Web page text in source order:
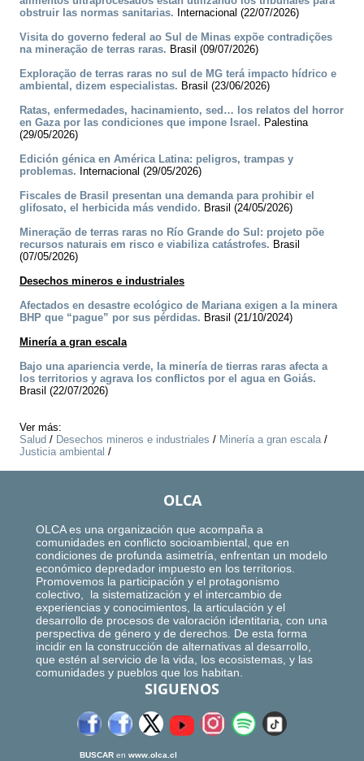
obstruir las normas sanitarias. Internacional (22/07/2026)
Visita do governo federal ao Sul de Minas expõe contradições
na mineração de terras raras. Brasil (09/07/2026)
Exploração de terras raras no sul de MG terá impacto hídrico e
ambiental, dizem especialistas. Brasil (23/06/2026)
Ratas, enfermedades, hacinamiento, sed… los relatos del horror
en Gaza por las condiciones que impone Israel. Palestina
(29/05/2026)
Edición génica en América Latina: peligros, trampas y
problemas. Internacional (29/05/2026)
Fiscales de Brasil presentan una demanda para prohibir el
glifosato, el herbicida más vendido. Brasil (24/05/2026)
Mineração de terras raras no Río Grande do Sul: projeto põe
recursos naturais em risco e viabiliza catástrofes. Brasil
(07/05/2026)
Desechos mineros e industriales
Afectados en desastre ecológico de Mariana exigen a la minera
BHP que “pague” por sus pérdidas. Brasil (21/10/2024)
Minería a gran escala
Bajo una apariencia verde, la minería de tierras raras afecta a
los territorios y agrava los conflictos por el agua en Goiás.
Brasil (22/07/2026)
Ver más:
Salud / Desechos mineros e industriales / Minería a gran escala/
Justicia ambiental /
OLCA
OLCA es una organización que acompaña a
comunidades en conflicto socioambiental, que en
condiciones de profunda asimetría, enfrentan un modelo
económico depredador impuesto en los territorios.
Promovemos la participación y el protagonismo
colectivo, la sistematización y el intercambio de
experiencias y conocimientos, la articulación y el
desarrollo de procesos de valoración identitaria, con una
perspectiva de género y de derechos. De esta forma
incidir en la construcción de alternativas al desarrollo,
que estén al servicio de la vida, los ecosistemas, y las
comunidades y pueblos que los habitan.
SIGUENOS
BUSCAR en www.olca.cl